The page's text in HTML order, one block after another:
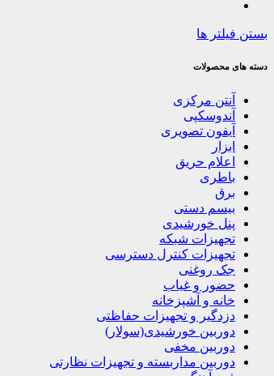
بستن فیلتر ها
دسته های محصولات
آنتن مرکزی
آندوسکپی
آیفون تصویری
ابزار
اعلام حریق
باطری
برق
بیسم دستی
پنل خورشیدی
تجهیزات شبکه
تجهیزات کنترل دسترسی
جک روغنی
حضور و غیاب
خانه و آشپزخانه
دزدگیر و تجهیزات حفاظتی
دوربین خورشیدی(سولار)
دوربین مخفی
دوربین مداربسته و تجهیزات نظارتی